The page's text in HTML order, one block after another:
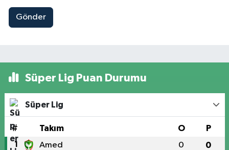
Gönder
Süper Lig Puan Durumu
Süper Lig
# Takım O P
1 Amed 0 0